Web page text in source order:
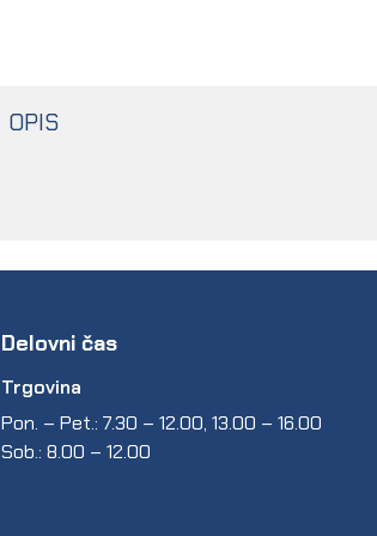
OPIS
Delovni čas
Trgovina
Pon. – Pet.: 7.30 – 12.00, 13.00 – 16.00
Sob.: 8.00 – 12.00